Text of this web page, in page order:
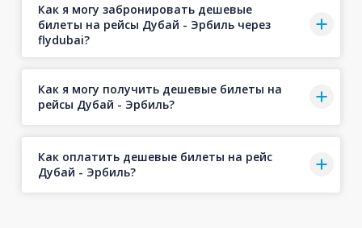
Как я могу забронировать дешевые
билеты на рейсы Дубай - Эрбиль через
flydubai?
Как я могу получить дешевые билеты на
рейсы Дубай - Эрбиль?
Как оплатить дешевые билеты на рейс
Дубай - Эрбиль?